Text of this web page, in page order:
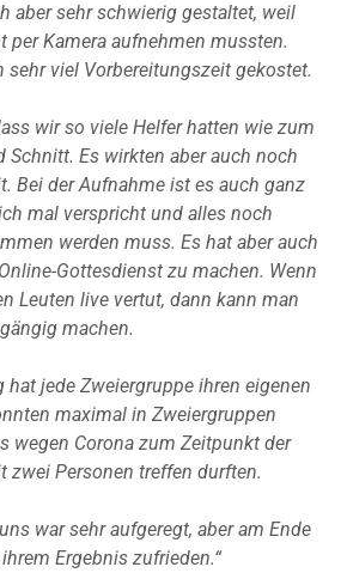
aber sehr schwierig gestaltet, weil
per Kamera aufnehmen mussten.
sehr viel Vorbereitungszeit gekostet.
wir so viele Helfer hatten wie zum
Schnitt. Es wirkten aber auch noch
Bei der Aufnahme ist es auch ganz
mal verspricht und alles noch
werden muss. Es hat aber auch
Gottesdienst zu machen. Wenn
Leuten live vertut, dann kann man
machen.
hat jede Zweiergruppe ihren eigenen
maximal in Zweiergruppen
wegen Corona zum Zeitpunkt der
zwei Personen treffen durften.
war sehr aufgeregt, aber am Ende
Ergebnis zufrieden.“